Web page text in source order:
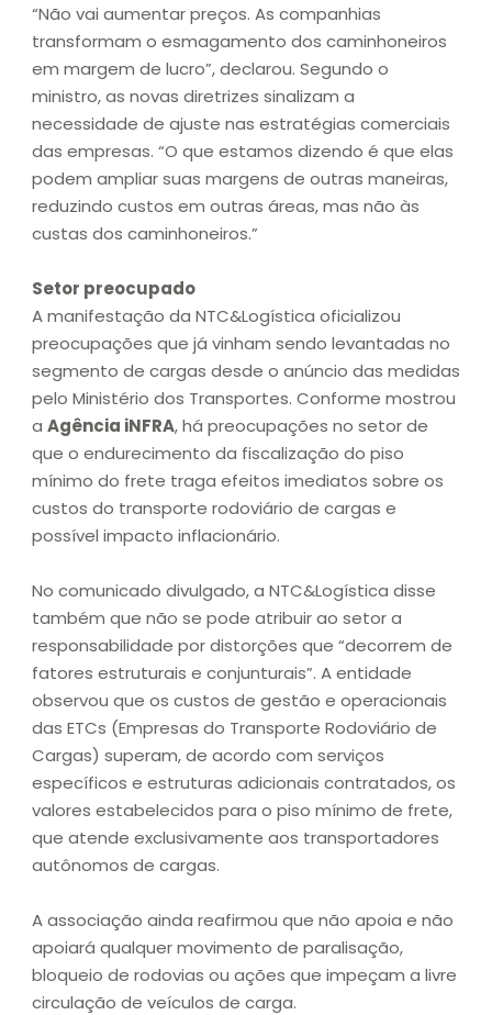
“Não vai aumentar preços. As companhias
transformam o esmagamento dos caminhoneiros
em margem de lucro”, declarou. Segundo o
ministro, as novas diretrizes sinalizam a
necessidade de ajuste nas estratégias comerciais
das empresas. “O que estamos dizendo é que elas
podem ampliar suas margens de outras maneiras,
reduzindo custos em outras áreas, mas não às
custas dos caminhoneiros.”
Setor preocupado
A manifestação da NTC&Logística oficializou
preocupações que já vinham sendo levantadas no
segmento de cargas desde o anúncio das medidas
pelo Ministério dos Transportes. Conforme mostrou
a Agência iNFRA, há preocupações no setor de
que o endurecimento da fiscalização do piso
mínimo do frete traga efeitos imediatos sobre os
custos do transporte rodoviário de cargas e
possível impacto inflacionário.
No comunicado divulgado, a NTC&Logística disse
também que não se pode atribuir ao setor a
responsabilidade por distorções que “decorrem de
fatores estruturais e conjunturais”. A entidade
observou que os custos de gestão e operacionais
das ETCs (Empresas do Transporte Rodoviário de
Cargas) superam, de acordo com serviços
específicos e estruturas adicionais contratados, os
valores estabelecidos para o piso mínimo de frete,
que atende exclusivamente aos transportadores
autônomos de cargas.
A associação ainda reafirmou que não apoia e não
apoiará qualquer movimento de paralisação,
bloqueio de rodovias ou ações que impeçam a livre
circulação de veículos de carga.